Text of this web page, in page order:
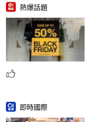
熱爆話題
即時國際